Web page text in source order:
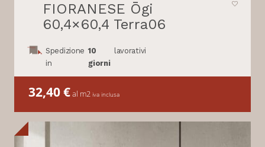
FIORANESE Ōgi
60,4×60,4 Terra06
Spedizione
in
10
giorni
lavorativi
32,40€al m2 iva inclusa